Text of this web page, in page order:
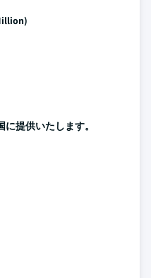
提供いたします。